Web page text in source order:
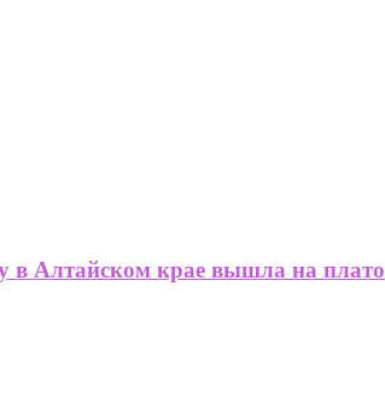
в Алтайском крае вышла на плато